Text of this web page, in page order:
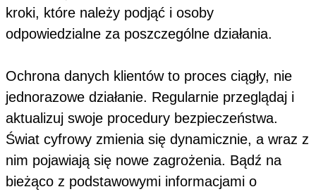
kroki, które należy podjąć i osoby
odpowiedzialne za poszczególne działania.
Ochrona danych klientów to proces ciągły, nie
jednorazowe działanie. Regularnie przeglądaj i
aktualizuj swoje procedury bezpieczeństwa.
Świat cyfrowy zmienia się dynamicznie, a wraz z
nim pojawiają się nowe zagrożenia. Bądź na
bieżąco z podstawowymi informacjami o